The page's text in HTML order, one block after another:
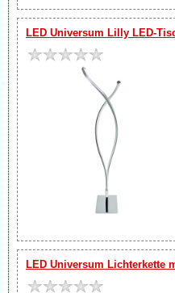
LED Universum Lilly LED-
LED Universum Lichterkette